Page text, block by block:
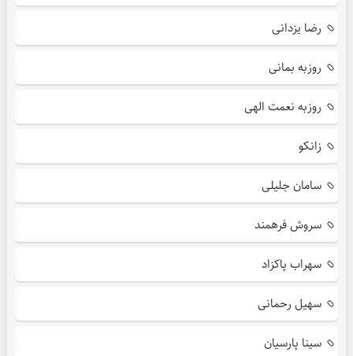
رضا یزدانی
روزبه بمانی
روزبه نعمت الهی
زانکو
سامان جلیلی
سروش فرهمند
سهراب پاکزاد
سهیل رحمانی
سینا پارسیان